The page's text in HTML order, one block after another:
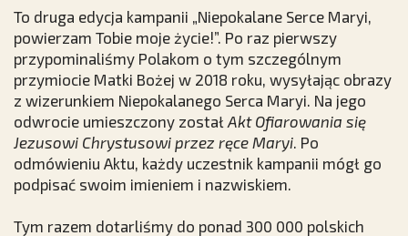
To druga edycja kampanii „Niepokalane Serce Maryi,
powierzam Tobie moje życie!”. Po raz pierwszy
przypominaliśmy Polakom o tym szczególnym
przymiocie Matki Bożej w 2018 roku, wysyłając obrazy
z wizerunkiem Niepokalanego Serca Maryi. Na jego
odwrocie umieszczony został Akt Ofiarowania się
Jezusowi Chrystusowi przez ręce Maryi . Po
odmówieniu Aktu, każdy uczestnik kampanii mógł go
podpisać swoim imieniem i nazwiskiem.
Tym razem dotarliśmy do ponad 300 000 polskich